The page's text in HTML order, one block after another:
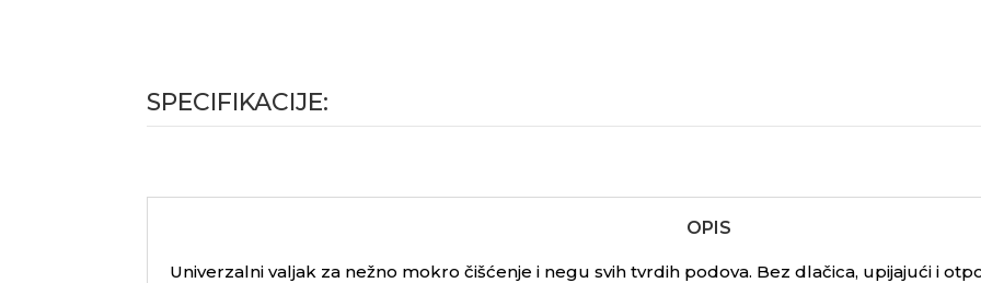
SPECIFIKACIJE:
OPIS
Univerzalni valjak za nežno mokro čišćenje i negu svih tvrdih podova. Bez dlačica, upijajući i